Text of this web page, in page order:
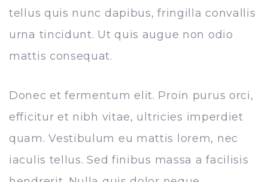
tellus quis nunc dapibus, fringilla convallis
urna tincidunt. Ut quis augue non odio
mattis consequat.
Donec et fermentum elit. Proin purus orci,
efficitur et nibh vitae, ultricies imperdiet
quam. Vestibulum eu mattis lorem, nec
iaculis tellus. Sed finibus massa a facilisis